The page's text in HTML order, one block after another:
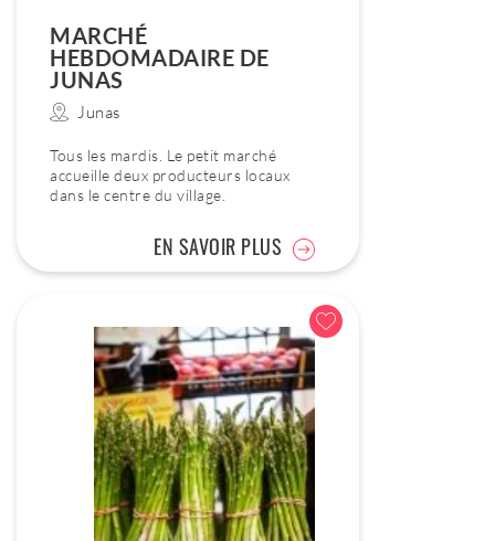
MARCHÉ
HEBDOMADAIRE DE
JUNAS
Junas
Tous les mardis. Le petit marché
accueille deux producteurs locaux
dans le centre du village.
EN SAVOIR PLUS